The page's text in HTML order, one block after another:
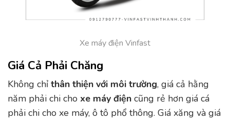
Xe máy điện Vinfast
Giá Cả Phải Chăng
Không chỉ thân thiện với môi trường, giá cả hằng
năm phải chi cho xe máy điện cũng rẻ hơn giá cá
phải chi cho xe máy, ô tô phổ thông. Giá xăng và giá